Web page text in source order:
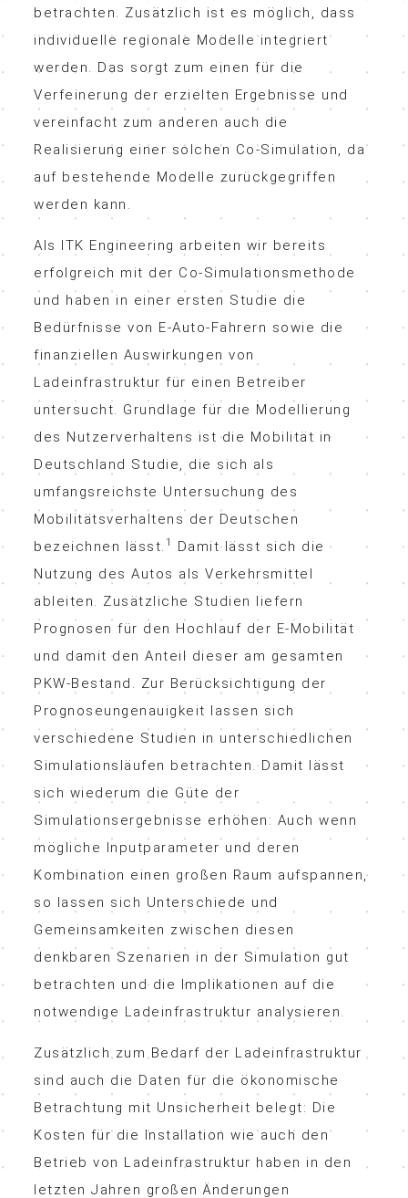
betrachten. Zusätzlich ist es möglich, dass
individuelle regionale Modelle integriert
werden. Das sorgt zum einen für die
Verfeinerung der erzielten Ergebnisse und
vereinfacht zum anderen auch die
Realisierung einer solchen Co-Simulation, da
auf bestehende Modelle zurückgegriffen
werden kann.
Als ITK Engineering arbeiten wir bereits
erfolgreich mit der Co-Simulationsmethode
und haben in einer ersten Studie die
Bedürfnisse von E-Auto-Fahrern sowie die
finanziellen Auswirkungen von
Ladeinfrastruktur für einen Betreiber
untersucht. Grundlage für die Modellierung
des Nutzerverhaltens ist die Mobilität in
Deutschland Studie, die sich als
umfangsreichste Untersuchung des
Mobilitätsverhaltens der Deutschen
bezeichnen lässt. 1
Damit lässt sich die
Nutzung des Autos als Verkehrsmittel
ableiten. Zusätzliche Studien liefern
Prognosen für den Hochlauf der E-Mobilität
und damit den Anteil dieser am gesamten
PKW-Bestand. Zur Berücksichtigung der
Prognoseungenauigkeit lassen sich
verschiedene Studien in unterschiedlichen
Simulationsläufen betrachten. Damit lässt
sich wiederum die Güte der
Simulationsergebnisse erhöhen: Auch wenn
mögliche Inputparameter und deren
Kombination einen großen Raum aufspannen,
so lassen sich Unterschiede und
Gemeinsamkeiten zwischen diesen
denkbaren Szenarien in der Simulation gut
betrachten und die Implikationen auf die
notwendige Ladeinfrastruktur analysieren.
Zusätzlich zum Bedarf der Ladeinfrastruktur
sind auch die Daten für die ökonomische
Betrachtung mit Unsicherheit belegt: Die
Kosten für die Installation wie auch den
Betrieb von Ladeinfrastruktur haben in den
letzten Jahren großen Änderungen